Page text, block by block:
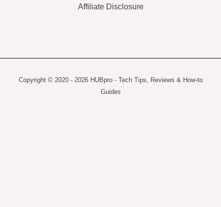
Affiliate Disclosure
Copyright © 2020 - 2026 HUBpro - Tech Tips, Reviews & How-to
Guides